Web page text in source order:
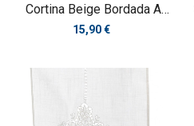
Cortina Beige Bordada A
Mano
Precio
15,90 €